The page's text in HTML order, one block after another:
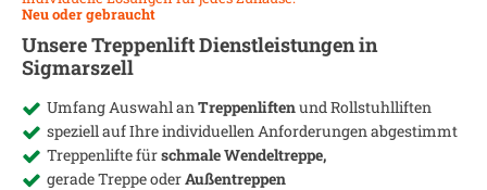
Neu oder gebraucht
Unsere Treppenlift Dienstleistungen in
Sigmarszell
Umfang Auswahl anTreppenliftenund Rollstuhlliften
speziell auf Ihre individuellen Anforderungen abgestimmt
Treppenlifte fürschmale Wendeltreppe,
gerade Treppe oderAußentreppen